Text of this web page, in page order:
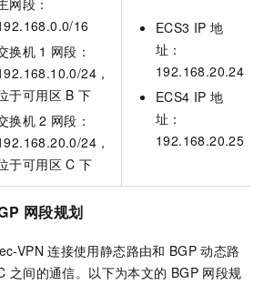
网段：
16
换机 1 网段：
24，
于可用区 B 下
换机 2 网段：
24，
于可用区 C 下
ECS3 IP 地
址：
192.168.20.24
ECS4 IP 地
址：
192.168.20.25
网段规划
VPN 连接使用静态路由和 BGP 动态路
之间的通信。以下为本文的 BGP 网段规